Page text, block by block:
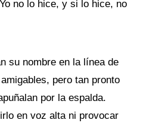
no lo hice, y si lo hice, no
su nombre en la línea de
pero tan pronto
por la espalda.
en voz alta ni provocar